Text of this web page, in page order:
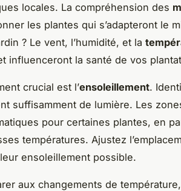
locales. La compréhension des
les plantes qui s’adapteront le
? Le vent, l’humidité, et la
influenceront la santé de vos
crucial est l’ensoleillement.
suffisamment de lumière. Les
pour certaines plantes, en
températures. Ajustez
ensoleillement possible.
aux changements de